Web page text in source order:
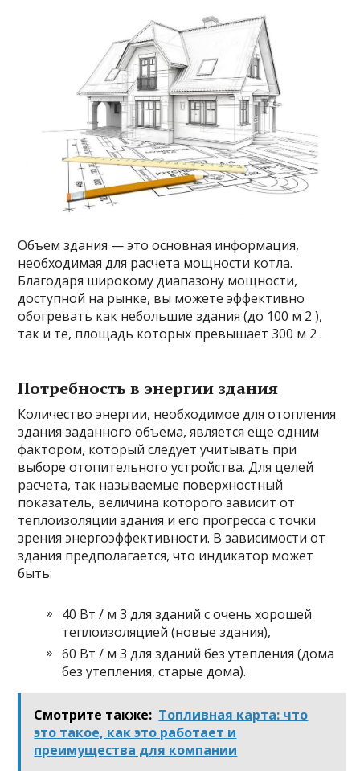
Объем здания — это основная информация,
необходимая для расчета мощности котла.
Благодаря широкому диапазону мощности,
доступной на рынке, вы можете эффективно
обогревать как небольшие здания (до 100 м 2 ),
так и те, площадь которых превышает 300 м 2 .
Потребность в энергии здания
Количество энергии, необходимое для отопления
здания заданного объема, является еще одним
фактором, который следует учитывать при
выборе отопительного устройства. Для целей
расчета, так называемые поверхностный
показатель, величина которого зависит от
теплоизоляции здания и его прогресса с точки
зрения энергоэффективности. В зависимости от
здания предполагается, что индикатор может
быть:
40 Вт / м 3 для зданий с очень хорошей
теплоизоляцией (новые здания),
60 Вт / м 3 для зданий без утепления (дома
без утепления, старые дома).
Смотрите также: Топливная карта: что
это такое, как это работает и
преимущества для компании